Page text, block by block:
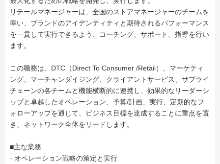
リテールマネージャーは、全国のストアマネージャーのチームを
率い、ブランドのアイデンティティと期待されるパフォーマンス
を一貫して実行できるよう、コーチング、サポート、指導を行い
ます。
この職務は、DTC（Direct To Consumer /Retail）、マーケティ
ング、マーチャンダイジング、クライアントサービス、サプライ
チェーンの各チームと機能横断的に連携し、効果的なリーダーシ
ップと卓越したオペレーション、予算/計画、実行、定期的なフ
ォローアップを通じて、ビジネス目標を達成することに重点を置
き、ネットワーク全体をリードします。
■主な業務
- オペレーション戦略の策定と実行